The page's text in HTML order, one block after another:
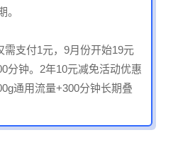
。
需支付1元，9月份开始19元
分钟。2年10元减免活动优惠
通用流量+300分钟长期叠